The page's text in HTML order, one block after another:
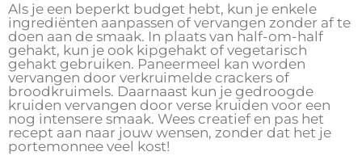
Als je een beperkt budget hebt, kun je enkele
ingrediënten aanpassen of vervangen zonder af te
doen aan de smaak. In plaats van half-om-half
gehakt, kun je ook kipgehakt of vegetarisch
gehakt gebruiken. Paneermeel kan worden
vervangen door verkruimelde crackers of
broodkruimels. Daarnaast kun je gedroogde
kruiden vervangen door verse kruiden voor een
nog intensere smaak. Wees creatief en pas het
recept aan naar jouw wensen, zonder dat het je
portemonnee veel kost!